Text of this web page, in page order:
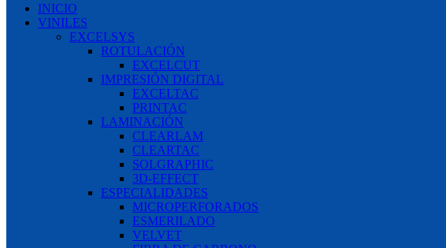
INICIO
VINILES
EXCELSYS
ROTULACIÓN
EXCELCUT
IMPRESIÓN DIGITAL
EXCELTAC
PRINTAC
LAMINACIÓN
CLEARLAM
CLEARTAC
SOLGRAPHIC
3D-EFFECT
ESPECIALIDADES
MICROPERFORADOS
ESMERILADO
VELVET